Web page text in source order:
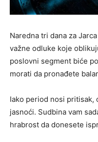
Naredna tri dana za
važne odluke koje
poslovni segment biće
morati da pronađete
Iako period nosi pritisak,
jasnoći. Sudbina vam
hrabrost da donesete